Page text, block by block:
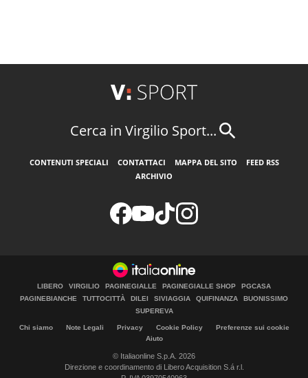
Cerca in Virgilio Sport...
CONTENUTI SPECIALI CONTATTACI MAPPA DEL SITO
FEED RSS
ARCHIVIO
LIBERO VIRGILIO PAGINEGIALLE PAGINEGIALLE SHOP
PGCASA
PAGINEBIANCHE
TUTTOCITTÀ DILEI SIVIAGGIA QUIFINANZA
BUONISSIMO
SUPEREVA
Chi siamo Note Legali Privacy Cookie Policy
Preferenze sui cookie
Aiuto
© Italiaonline S.p.A. 2026
Direzione e coordinamento di Libero Acquisition S.á r.l.